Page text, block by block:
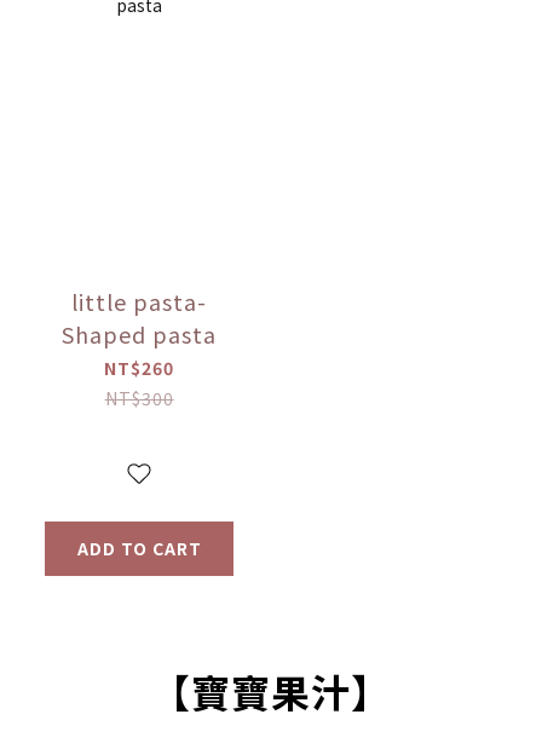
little pasta-
Shaped pasta
NT$260
NT$300
ADD TO CART
【寶寶果汁】